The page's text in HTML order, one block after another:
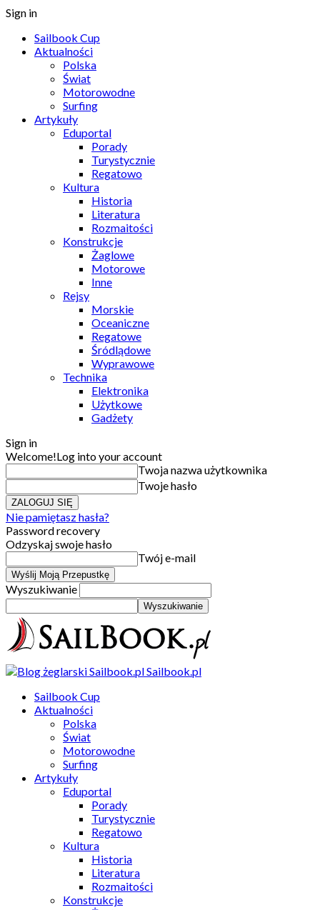
Sign in
Sailbook Cup
Aktualności
Polska
Świat
Motorowodne
Surfing
Artykuły
Eduportal
Porady
Turystycznie
Regatowo
Kultura
Historia
Literatura
Rozmaitości
Konstrukcje
Żaglowe
Motorowe
Inne
Rejsy
Morskie
Oceaniczne
Regatowe
Śródlądowe
Wyprawowe
Technika
Elektronika
Użytkowe
Gadżety
Sign in
Welcome!Log into your account
Twoja nazwa użytkownika
Twoje hasło
Nie pamiętasz hasła?
Password recovery
Odzyskaj swoje hasło
Twój e-mail
Wyszukiwanie
Sailbook.pl
Sailbook Cup
Aktualności
Polska
Świat
Motorowodne
Surfing
Artykuły
Eduportal
Porady
Turystycznie
Regatowo
Kultura
Historia
Literatura
Rozmaitości
Konstrukcje